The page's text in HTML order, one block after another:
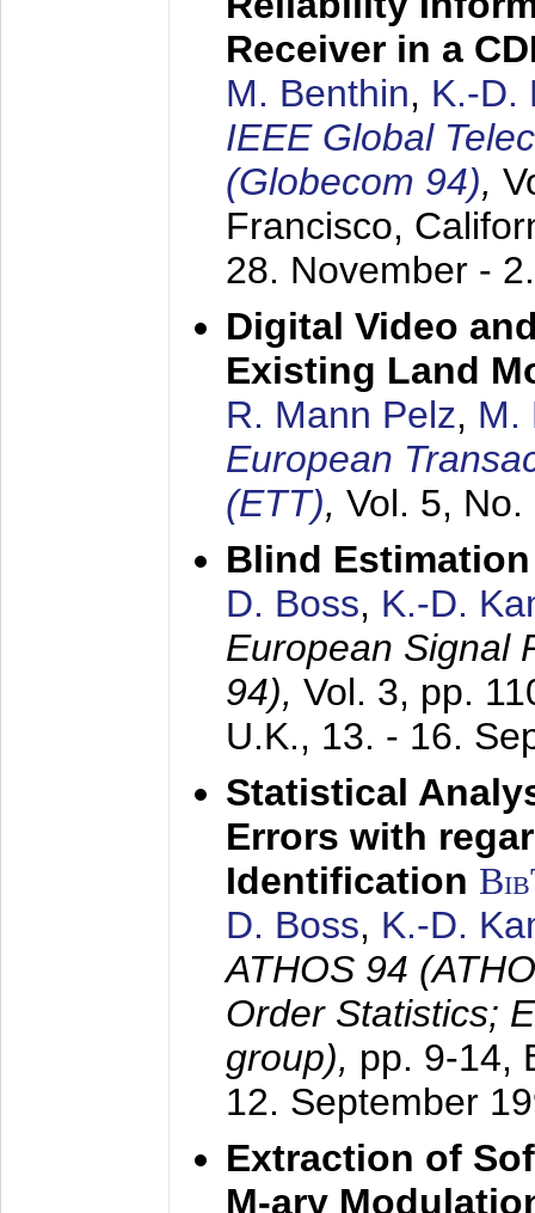
Receiver in a
M. Benthin, K.-D.
IEEE Global
(Globecom 94),
Francisco,
28. November -
Digital Video
Existing Land
R. Mann Pelz, M.
European
(ETT), Vol. 5,
Blind
D. Boss, K.-D.
European Signal
94), Vol. 3, pp.
U.K., 13. - 16.
Statistical
Errors with
Identification
D. Boss, K.-D.
ATHOS 94
Order Statistics;
group), pp. 9-14,
12. September
Extraction of
M-ary